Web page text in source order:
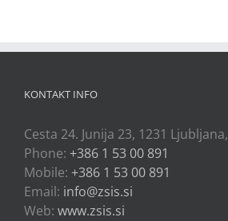
KONTAKT INFO
Cesta 24. Junija 23, 1231 Ljubljana,
Phone: +386 1 53 00 891
Mobile: +386 1 53 00 891
Email: info@zsis.si
Web: www.zsis.si